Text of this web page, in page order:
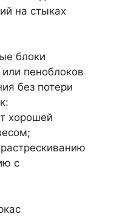
на стыках
блоки
пеноблоков
без потери
хорошей
с